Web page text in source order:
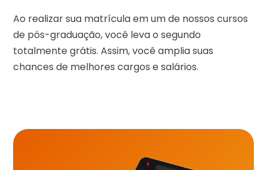
Ao realizar sua matrícula em um de nossos cursos
de pós-graduação, você leva o segundo
totalmente grátis. Assim, você amplia suas
chances de melhores cargos e salários.